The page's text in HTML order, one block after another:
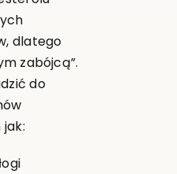
dlatego
zabójcą”.
do